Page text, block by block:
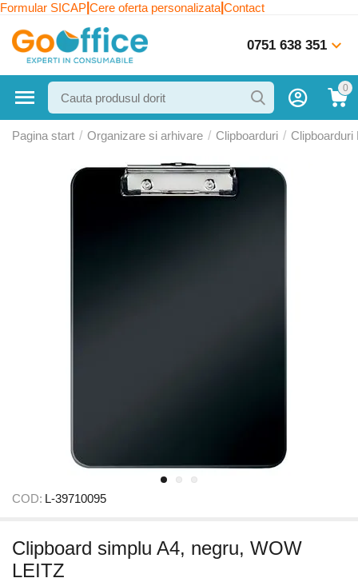
Formular SICAP Cere oferta personalizata Contact
0751 638 351
0
Pagina start / Organizare si arhivare / Clipboarduri / Clipboarduri
COD: L-39710095
Clipboard simplu A4, negru, WOW
LEITZ